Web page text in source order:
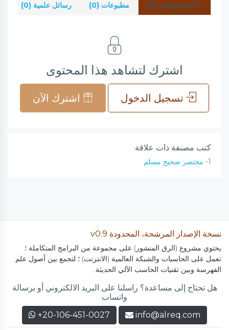
المخطوطات (0) مطبوعات (0) رسائل علمية (0)
اشترك لتشاهد هذا المحتوى
تسجيل الدخول اشترك الآن
كتب مصنفة ذات علاقة
1- مختصر صحيح مسلم
نسخة الإصدار المرشحة، المحدودة v0.9
يحتوي مشروع (الرق المنشور) على مجموعة من البرامج المتكاملة ؛
تعمل على الحاسبات والشبكة العالمية (الانترنت) ؛ لتجمع بين أصول علم
الفهرسة وبين تقنيات الحاسب الآلي الحديثة.
هل تحتاج إلى مساعدة؟ راسلنا على البريد الالكتروني أو برسالة
واتساب
info@alreq.com
+20-106-451-0027